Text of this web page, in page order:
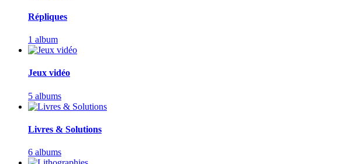
Répliques
1 album
Jeux vidéo
5 albums
Livres & Solutions
6 albums